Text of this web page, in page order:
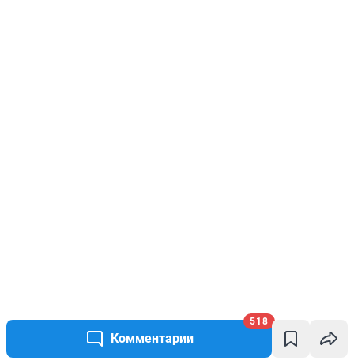
Комментарии
518